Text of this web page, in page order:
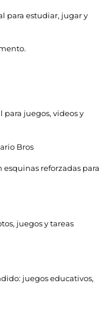
para estudiar, jugar y
para juegos, videos y
Bros
reforzadas para
juegos y tareas
juegos educativos,